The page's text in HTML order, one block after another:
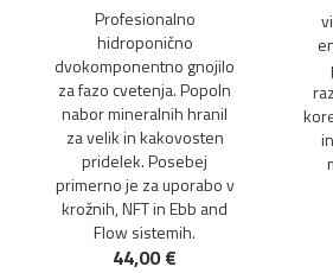
Profesionalno
hidroponično
dvokomponentno gnojilo
za fazo cvetenja. Popoln
nabor mineralnih hranil
za velik in kakovosten
pridelek. Posebej
primerno je za uporabo v
krožnih, NFT in Ebb and
Flow sistemih.
44,00 €